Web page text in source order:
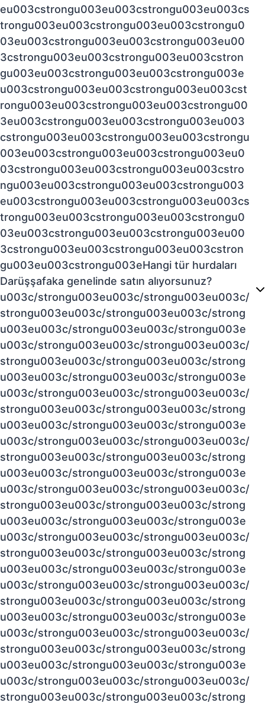
eu003cstrongu003eu003cstrongu003eu003cs
trongu003eu003cstrongu003eu003cstrongu0
03eu003cstrongu003eu003cstrongu003eu00
3cstrongu003eu003cstrongu003eu003cstron
gu003eu003cstrongu003eu003cstrongu003e
u003cstrongu003eu003cstrongu003eu003cst
rongu003eu003cstrongu003eu003cstrongu00
3eu003cstrongu003eu003cstrongu003eu003
cstrongu003eu003cstrongu003eu003cstrongu
003eu003cstrongu003eu003cstrongu003eu0
03cstrongu003eu003cstrongu003eu003cstro
ngu003eu003cstrongu003eu003cstrongu003
eu003cstrongu003eu003cstrongu003eu003cs
trongu003eu003cstrongu003eu003cstrongu0
03eu003cstrongu003eu003cstrongu003eu00
3cstrongu003eu003cstrongu003eu003cstron
gu003eu003cstrongu003eHangi tür hurdaları
Darüşşafaka genelinde satın alıyorsunuz?
u003c/strongu003eu003c/strongu003eu003c/
strongu003eu003c/strongu003eu003c/strong
u003eu003c/strongu003eu003c/strongu003e
u003c/strongu003eu003c/strongu003eu003c/
strongu003eu003c/strongu003eu003c/strong
u003eu003c/strongu003eu003c/strongu003e
u003c/strongu003eu003c/strongu003eu003c/
strongu003eu003c/strongu003eu003c/strong
u003eu003c/strongu003eu003c/strongu003e
u003c/strongu003eu003c/strongu003eu003c/
strongu003eu003c/strongu003eu003c/strong
u003eu003c/strongu003eu003c/strongu003e
u003c/strongu003eu003c/strongu003eu003c/
strongu003eu003c/strongu003eu003c/strong
u003eu003c/strongu003eu003c/strongu003e
u003c/strongu003eu003c/strongu003eu003c/
strongu003eu003c/strongu003eu003c/strong
u003eu003c/strongu003eu003c/strongu003e
u003c/strongu003eu003c/strongu003eu003c/
strongu003eu003c/strongu003eu003c/strong
u003eu003c/strongu003eu003c/strongu003e
u003c/strongu003eu003c/strongu003eu003c/
strongu003eu003c/strongu003eu003c/strong
u003eu003c/strongu003eu003c/strongu003e
u003c/strongu003eu003c/strongu003eu003c/
strongu003eu003c/strongu003eu003c/strong